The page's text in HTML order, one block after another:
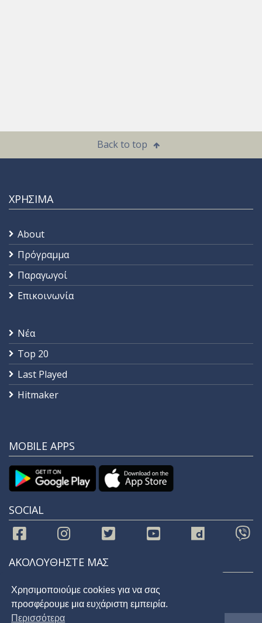
Back to top
ΧΡΗΣΙΜΑ
About
Πρόγραμμα
Παραγωγοί
Επικοινωνία
Νέα
Top 20
Last Played
Hitmaker
MOBILE APPS
SOCIAL
ΑΚΟΛΟΥΘΗΣΤΕ ΜΑΣ
Χρησιμοποιούμε cookies για να σας
προσφέρουμε μια ευχάριστη εμπειρία.
Περισσότερα